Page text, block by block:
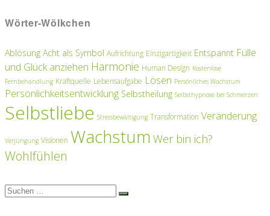
Wörter-Wölkchen
Ablösung Acht als Symbol Aufrichtung Einzigartigkeit Entspannt Fülle
und Glück anziehen Harmonie Human Design Kostenlose
Fernbehandlung Kraftquelle Lebensaufgabe Lösen Persönliches Wachstum
Persönlichkeitsentwicklung Selbstheilung Selbsthypnose bei Schmerzen
Selbstliebe Stressbewältigung Transformation Veränderung
Verjüngung Visionen Wachstum Wer bin ich?
Wohlfühlen
Suchen
Suchen